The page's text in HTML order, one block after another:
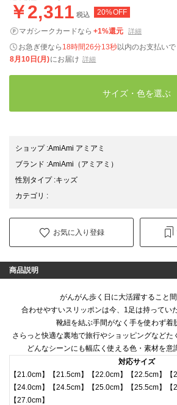
￥2,311 税込 20%OFF
マガシークカードなら +1%還元 詳細
お急ぎ便なら 18時間26分11秒以内のお支払いで
8月10日(月)にお届け 詳細
サイズ・色を選ぶ
ショップ:AmiAmi アミアミ
ブランド :AmiAmi （アミアミ）
性別タイプ:キッズ
カテゴリ :
お気に入り登録
商品説明
がんがん歩く日に大活躍すること間
合わせやすいスリッポンは今、1足は持ってい
靴紐を結ぶ手間がなく手を使わず着
さらっと快適な裏地で旅行やショッピングなどた
どんなシーンにも幅広く使える色・素材を意
対応サイズ
【21.0cm】【21.5cm】【22.0cm】【22.5cm】【
【24.0cm】【24.5cm】【25.0cm】【25.5cm】【
【27.0cm】